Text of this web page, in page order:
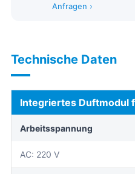
Anfragen ›
Technische Daten
Integriertes Duftmodul
Arbeitsspannung
AC: 220 V